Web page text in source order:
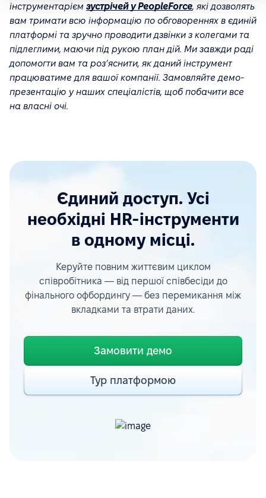
інструментарієм зустрічей у PeopleForce, які дозволять
вам тримати всю інформацію по обговореннях в єдиній
платформі та зручно проводити дзвінки з колегами та
підлеглими, маючи під рукою план дій. Ми завжди раді
допомогти вам та розʼяснити, як даний інструмент
працюватиме для вашої компанії. Замовляйте демо-
презентацію у наших спеціалістів, щоб побачити все
на власні очі.
Єдиний доступ. Усі
необхідні HR-інструменти
в одному місці.
Керуйте повним життєвим циклом
співробітника — від першої співбесіди до
фінального офбордингу — без перемикання між
вкладками та втрати даних.
Замовити демо
Тур платформою